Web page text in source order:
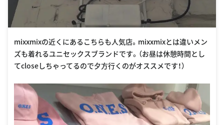
mixxmixの近くにあるこちらも人気店。mixxmixとは違いメン
ズも着れるユニセックスブランドです。（お昼は休憩時間とし
てcloseしちゃってるので夕方行くのがオススメです！）